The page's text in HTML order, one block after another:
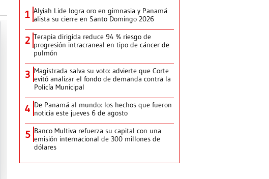
1 Alyiah Lide logra oro en gimnasia y Panamá
alista su cierre en Santo Domingo 2026
2 Terapia dirigida reduce 94 % riesgo de
progresión intracraneal en tipo de cáncer de
pulmón
3 Magistrada salva su voto: advierte que Corte
evitó analizar el fondo de demanda contra la
Policía Municipal
4 De Panamá al mundo: los hechos que fueron
noticia este jueves 6 de agosto
5 Banco Multiva refuerza su capital con una
emisión internacional de 300 millones de
dólares